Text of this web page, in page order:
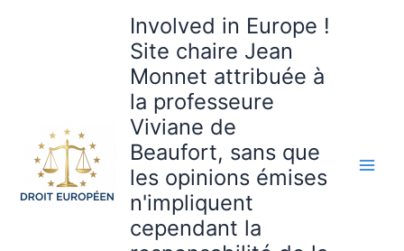
Involved in Europe !
Site chaire Jean
Monnet attribuée à
la professeure
Viviane de
Beaufort, sans que
les opinions émises
n'impliquent
cependant la